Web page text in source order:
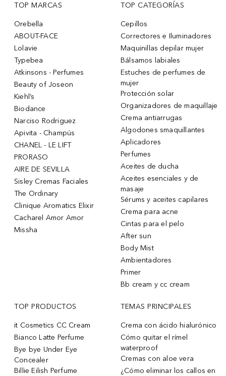
TOP MARCAS
Orebella
ABOUT-FACE
Lolavie
Typebea
Atkinsons - Perfumes
Beauty of Joseon
Kiehl’s
Biodance
Narciso Rodriguez
Apivita - Champús
CHANEL - LE LIFT
PRORASO
AIRE DE SEVILLA
Sisley Cremas Faciales
The Ordinary
Clinique Aromatics Elixir
Cacharel Amor Amor
Missha
TOP CATEGORÍAS
Cepillos
Correctores e Iluminadores
Maquinillas depilar mujer
Bálsamos labiales
Estuches de perfumes de
mujer
Protección solar
Organizadores de maquillaje
Crema antiarrugas
Algodones smaquillantes
Aplicadores
Perfumes
Aceites de ducha
Aceites esenciales y de
masaje
Sérums y aceites capilares
Crema para acne
Cintas para el pelo
After sun
Body Mist
Ambientadores
Primer
Bb cream y cc cream
TOP PRODUCTOS
it Cosmetics CC Cream
Bianco Latte Perfume
Bye bye Under Eye
Concealer
Billie Eilish Perfume
TEMAS PRINCIPALES
Crema con ácido hialurónico
Cómo quitar el rímel
waterproof
Cremas con aloe vera
¿Cómo eliminar los callos en